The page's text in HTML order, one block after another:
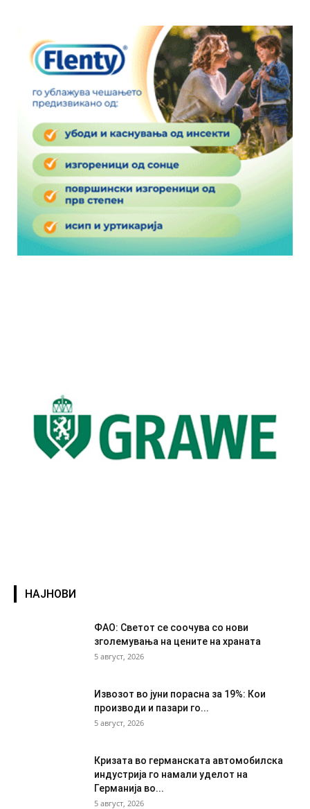
НАЈНОВИ
ФАО: Светот се соочува со нови
зголемувања на цените на храната
5 август, 2026
Извозот во јуни порасна за 19%: Кои
производи и пазари го...
5 август, 2026
Кризата во германската автомобилска
индустрија го намали уделот на
Германија во...
5 август, 2026